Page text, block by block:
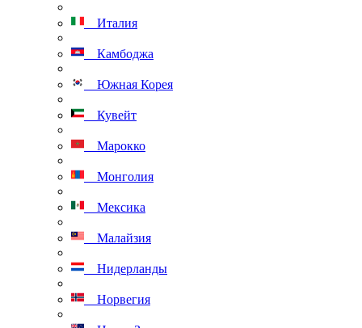
Италия
Камбоджа
Южная Корея
Кувейт
Марокко
Монголия
Мексика
Малайзия
Нидерланды
Норвегия